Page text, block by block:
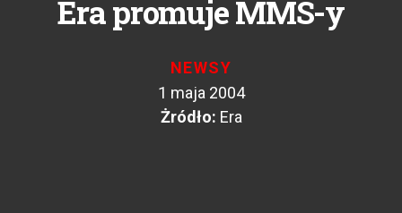
Era promuje MMS-y
NEWSY
1 maja 2004
Żródło: Era